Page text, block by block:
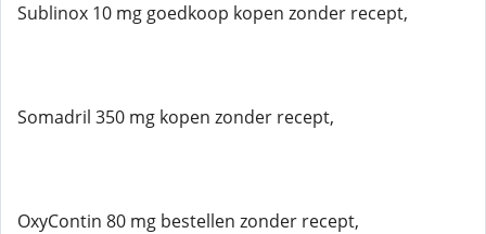
Sublinox 10 mg goedkoop kopen zonder recept,
Somadril 350 mg kopen zonder recept,
OxyContin 80 mg bestellen zonder recept,